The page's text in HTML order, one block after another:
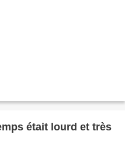
était lourd et très